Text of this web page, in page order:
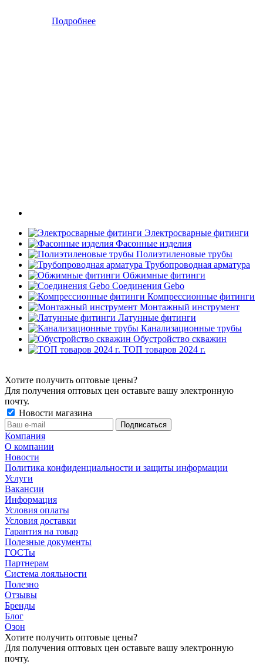
Подробнее
Электросварные фитинги
Фасонные изделия
Полиэтиленовые трубы
Трубопроводная арматура
Обжимные фитинги
Соединения Gebo
Компрессионные фитинги
Монтажный инструмент
Латунные фитинги
Канализационные трубы
Обустройство скважин
ТОП товаров 2024 г.
Хотите получить оптовые цены?
Для получения оптовых цен оставьте вашу электронную
почту.
Новости магазина
Компания
О компании
Новости
Политика конфиденциальности и защиты информации
Услуги
Вакансии
Информация
Условия оплаты
Условия доставки
Гарантия на товар
Полезные документы
ГОСТы
Партнерам
Система лояльности
Полезно
Отзывы
Бренды
Блог
Озон
Хотите получить оптовые цены?
Для получения оптовых цен оставьте вашу электронную
почту.